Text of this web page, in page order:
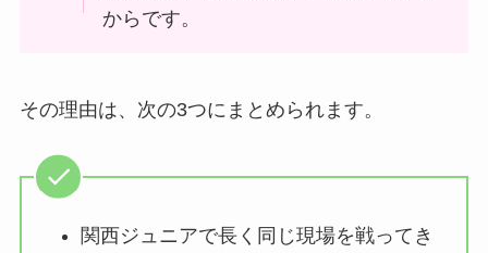
からです。
その理由は、次の3つにまとめられます。
関西ジュニアで長く同じ現場を戦ってき